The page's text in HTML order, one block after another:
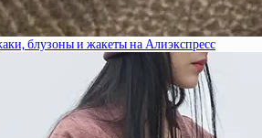
блузоны и жакеты на Алиэкспресс